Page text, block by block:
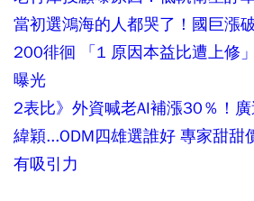
當初選鴻海的人都哭了！國巨漲
200徘徊 「1 原因本益比遭上修
曝光
2表比》外資喊老AI補漲30％！廣
緯穎...ODM四雄選誰好 專家甜甜
有吸引力